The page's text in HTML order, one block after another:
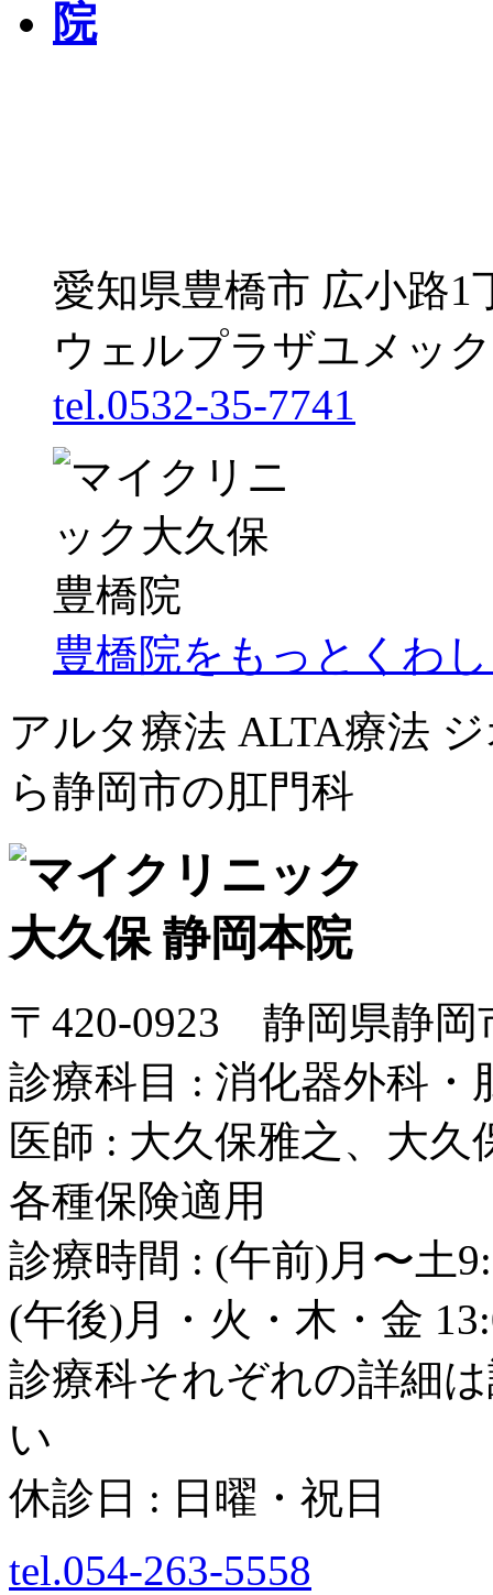
愛知県豊橋市 広小路1
ウェルプラザユメッ
tel.0532-35-7741
豊橋院をもっとくわ
アルタ療法 ALTA療法
ら静岡市の肛門科
〒420-0923 静岡県静岡
診療科目 : 消化器外科・
医師 : 大久保雅之、大久
各種保険適用
診療時間 : (午前)月〜土
(午後)月・火・木・金
診療科それぞれの詳細
い
休診日 : 日曜・祝日
tel.054-263-5558